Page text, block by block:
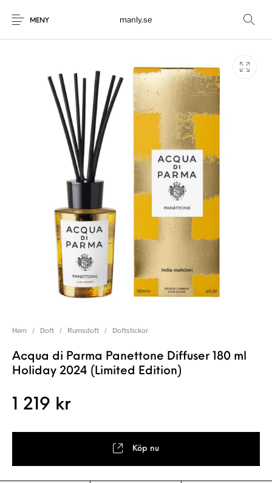
MENY manly.se
Hem / Doft / Rumsdoft / Doftstickor
Acqua di Parma Panettone Diffuser 180 ml
Holiday 2024 (Limited Edition)
1 219 kr
Köp nu